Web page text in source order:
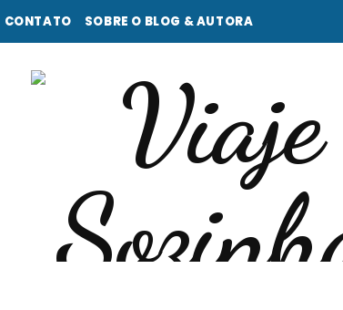
CONTATO SOBRE O BLOG & AUTORA